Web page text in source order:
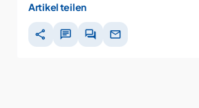
Artikel teilen
share chat forum mail